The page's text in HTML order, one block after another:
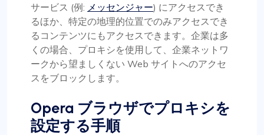
サービス (例: メッセンジャー) にアクセスでき
るほか、特定の地理的位置でのみアクセスでき
るコンテンツにもアクセスできます。企業は多
くの場合、プロキシを使用して、企業ネットワ
ークから望ましくない Web サイトへのアクセ
スをブロックします。
Opera ブラウザでプロキシを
設定する手順